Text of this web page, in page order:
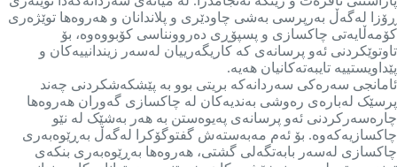
ڕۆزا لەگەڵ بەرپرسی بەشی چاودێری و پلاندانان و هەروەها توێژەری
کۆمەڵایەتی چاکسازی و پسپۆڕی دەروونناسی کۆبووەوە، بۆ
تاوتوێکردنی ئەو پرسانەی کە کاریگەرییان لەسەر زیندانییەکان و
پێداویستییە تایبەتەکانیان هەیە.
ئامانجی سەرەکی سەردانەکە بریتی بوو بە پێشکەشکردنی چەند
پرسێک لەبارەی رەوشی بەندیەکان لە چاکسازی گەوران هەروەها
چارەسەرکردنی ئەو پرسانەی پەیوەستن بە هەر بەشێک لە نێو
چاکسازیەکەوە. بۆ ئەم مەبەستەش گفتوگۆکرا لەگەڵ بەڕێوەبەری
چاکسازی لەسەر بابەتگەلی گشتی، هەروەها بەڕێوەبەری بنکەی